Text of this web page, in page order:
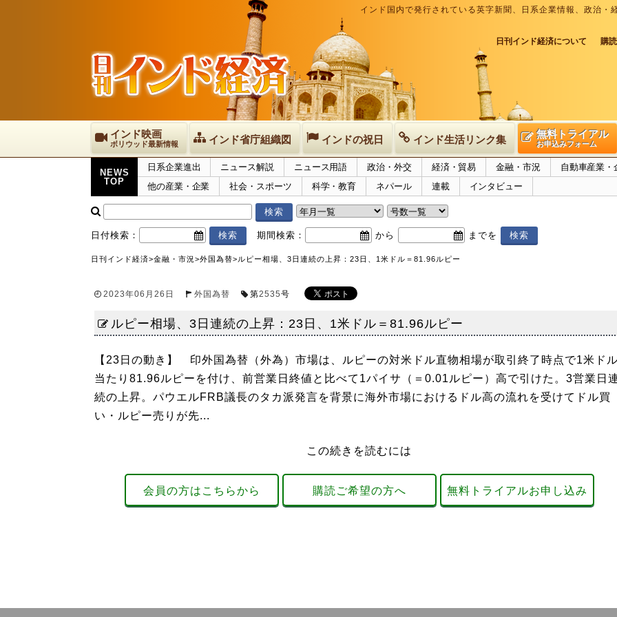
インド国内で発行されている英字新聞、日系企業情報、政治
日刊インド経済について 購
インド映画
ボリウッド最新情報 インド省庁組織図 インドの祝日 インド生活リンク集 無料トライアル
お申込みフォーム
NEWS
TOP
日系企業進出 ニュース解説 ニュース用語 政治・外交 経済・貿易 金融・市況
自動車産業・
他の産業・企業
社会・スポーツ 科学・教育 ネパール 連載 インタビュー
日付検索： 期間検索： から までを
日刊インド経済>金融・市況 >外国為替>ルピー相場、3日連続の上昇：23日、1米ドル＝81.96ルピー
2023年06月26日 外国為替 第2535号
ルピー相場、3日連続の上昇：23日、1米ドル＝81.96ルピー
【23日の動き】 印外国為替（外為）市場は、ルピーの対米ドル直物相場が取引終了時点で1米ドル
当たり81.96ルピーを付け、前営業日終値と比べて1パイサ（＝0.01ルピー）高で引けた。3営業日
続の上昇。パウエルFRB議長のタカ派発言を背景に海外市場におけるドル高の流れを受けてドル買
い・ルピー売りが先...
この続きを読むには
会員の方はこちらから 購読ご希望の方へ 無料トライアルお申し込み